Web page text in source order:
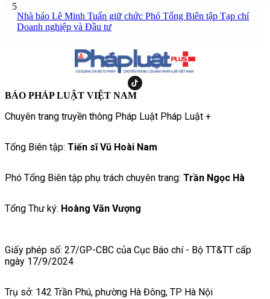
5
Nhà báo Lê Minh Tuấn giữ chức Phó Tổng Biên tập Tạp chí
Doanh nghiệp và Đầu tư
BÁO PHÁP LUẬT VIỆT NAM
Chuyên trang truyền thông Pháp Luật Pháp Luật +
Tổng Biên tập: Tiến sĩ Vũ Hoài Nam
Phó Tổng Biên tập phụ trách chuyên trang: Trần Ngọc Hà
Tổng Thư ký: Hoàng Văn Vượng
Giấy phép số: 27/GP-CBC của Cục Báo chí - Bộ TT&TT cấp
ngày 17/9/2024
Trụ sở: 142 Trần Phú, phường Hà Đông, TP Hà Nội